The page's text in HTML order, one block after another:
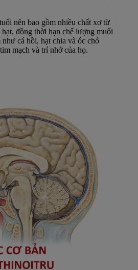
nên bao gồm nhiều chất xơ từ
đồng thời hạn chế lượng muối
cá hồi, hạt chia và óc chó
mạch và trí nhớ của họ.